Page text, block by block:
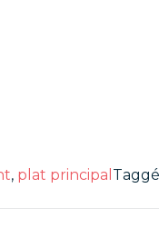
, plat principal Taggé